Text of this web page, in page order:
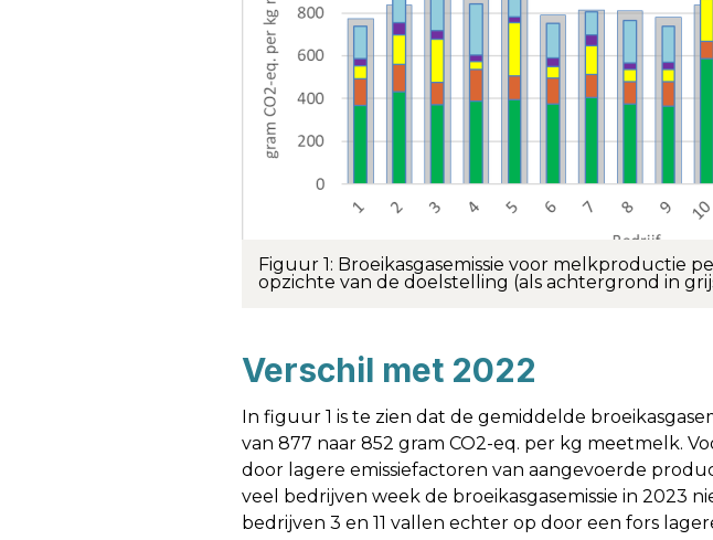
Figuur 1: Broeikasgasemissie voor melkproductie
opzichte van de doelstelling (als achtergrond in
Verschil met 2022
In figuur 1 is te zien dat de gemiddelde
van 877 naar 852 gram CO2-eq. per kg meetmelk.
door lagere emissiefactoren van aangevoerde
veel bedrijven week de broeikasgasemissie in 2023
bedrijven 3 en 11 vallen echter op door een fors